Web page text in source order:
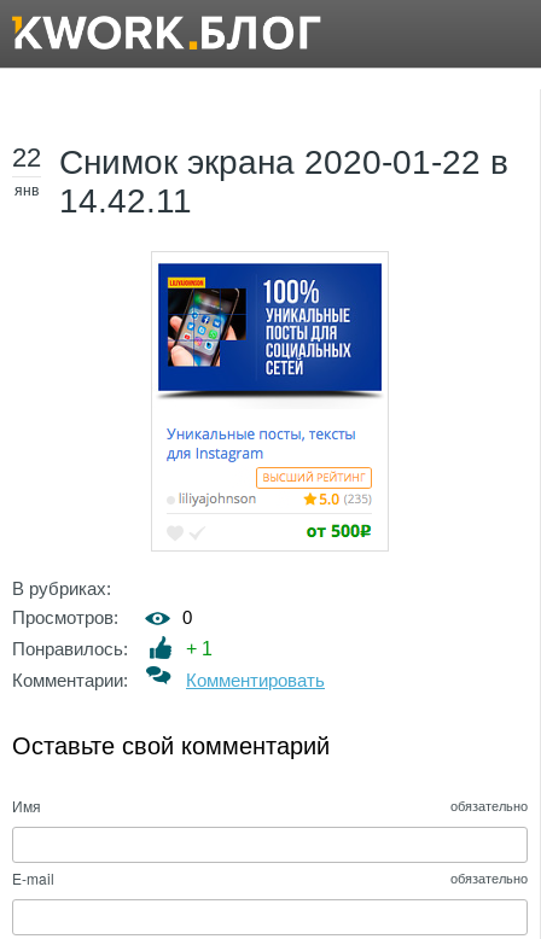
22
янв
Снимок экрана 2020-01-22 в
14.42.11
В рубриках:
Просмотров:
0
Понравилось:
+ 1
Комментарии:
Комментировать
Оставьте свой комментарий
Имя обязательно
E-mail обязательно